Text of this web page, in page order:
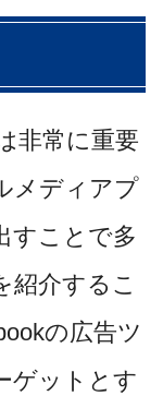
非常に重要
メディアプ
すことで多
紹介するこ
の広告ツ
ゲットとす